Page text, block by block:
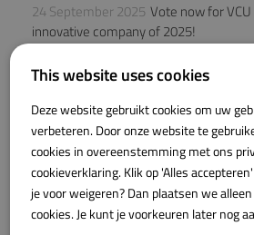
24 September 2025 Vote now for
innovative company of 2025!
This website uses cookies
Deze website gebruikt cookies om uw
verbeteren. Door onze website te
cookies in overeenstemming met ons
cookieverklaring. Klik op 'Alles
je voor weigeren? Dan plaatsen we
cookies. Je kunt je voorkeuren later nog